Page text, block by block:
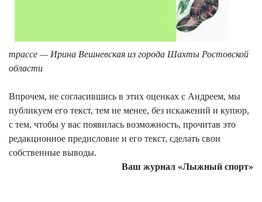
трассе — Ирина Вешневская из города Шахты Ростовской
области
Впрочем, не согласившись в этих оценках с Андреем, мы
публикуем его текст, тем не менее, без искажений и купюр,
с тем, чтобы у вас появилась возможность, прочитав это
редакционное предисловие и его текст, сделать свои
собственные выводы.
Ваш журнал «Лыжный спорт»